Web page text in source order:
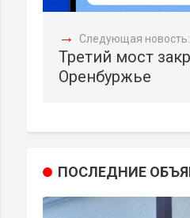
→ Следующая новость:
Третий мост
Оренбуржье
ПОСЛЕДНИЕ